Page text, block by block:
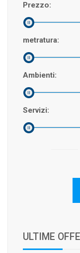
Prezzo:
metratura:
Ambienti:
Servizi:
ULTIME